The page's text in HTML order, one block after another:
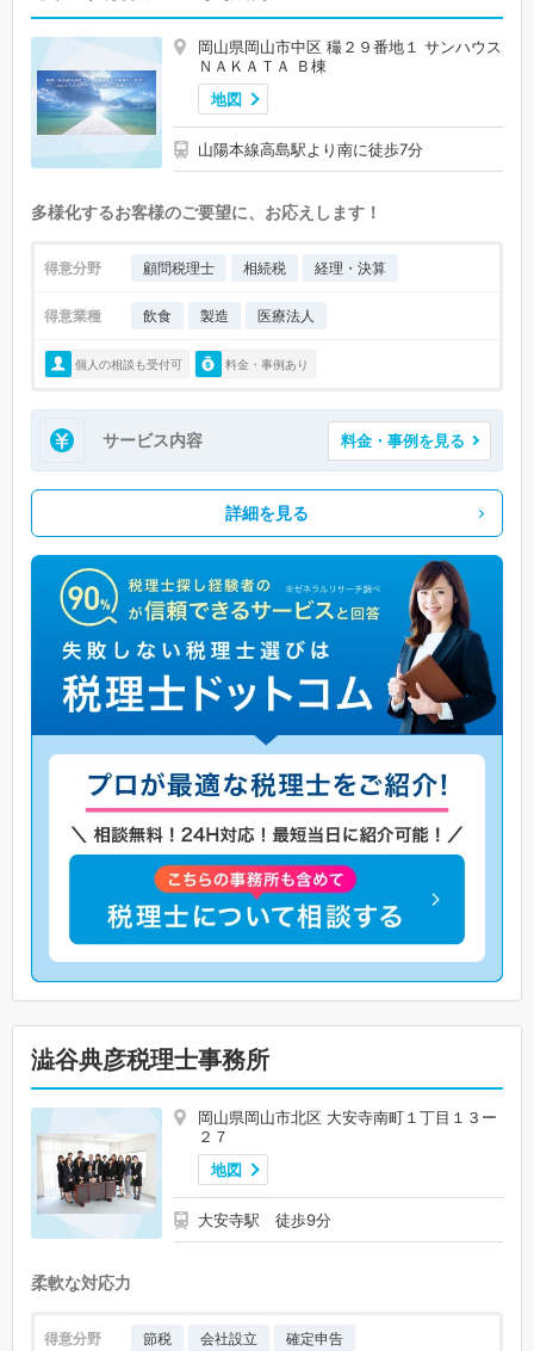
岡山県岡山市中区 穝２９番地１ サンハウス
ＮＡＫＡＴＡ Ｂ棟
地図
山陽本線高島駅より南に徒歩7分
多様化するお客様のご要望に、お応えします！
得意分野 顧問税理士 相続税 経理・決算
得意業種 飲食 製造 医療法人
個人の相談も受付可 料金・事例あり
サービス内容 料金・事例を見る
詳細を見る
澁谷典彦税理士事務所
岡山県岡山市北区 大安寺南町１丁目１３ー
２７
地図
大安寺駅 徒歩9分
柔軟な対応力
得意分野 節税 会社設立 確定申告